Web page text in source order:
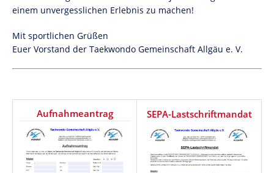
einem unvergesslichen Erlebnis zu machen!
Mit sportlichen Grüßen
Euer Vorstand der Taekwondo Gemeinschaft Allgäu e. V.
Aufnahmeantrag SEPA-Lastschriftmandat